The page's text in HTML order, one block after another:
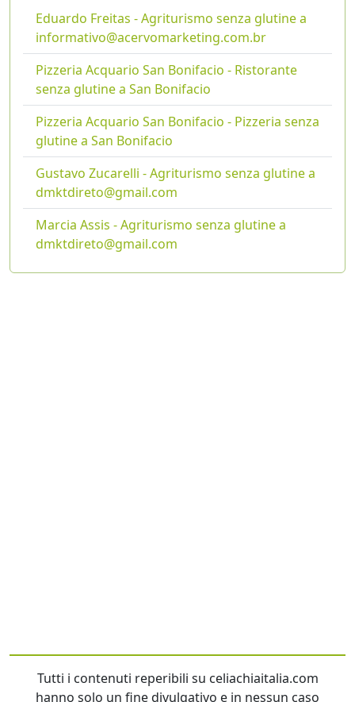
Eduardo Freitas - Agriturismo senza glutine a
informativo@acervomarketing.com.br
Pizzeria Acquario San Bonifacio - Ristorante
senza glutine a San Bonifacio
Pizzeria Acquario San Bonifacio - Pizzeria senza
glutine a San Bonifacio
Gustavo Zucarelli - Agriturismo senza glutine a
dmktdireto@gmail.com
Marcia Assis - Agriturismo senza glutine a
dmktdireto@gmail.com
Tutti i contenuti reperibili su celiachiaitalia.com
hanno solo un fine divulgativo e in nessun caso